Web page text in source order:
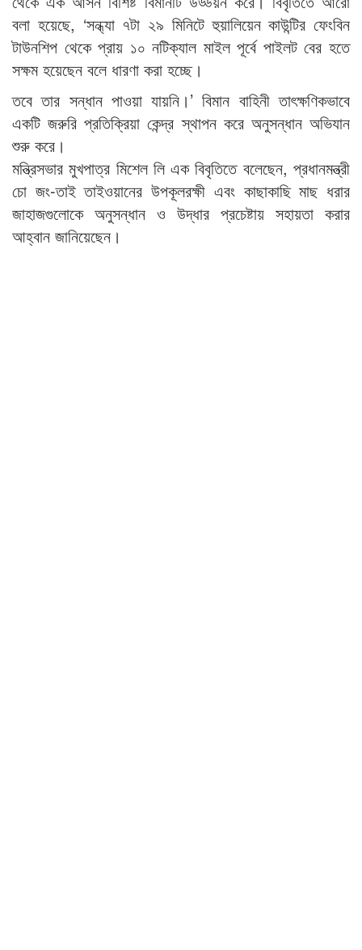
বলা হয়েছে, ‘সন্ধ্যা ৭টা ২৯ মিনিটে হুয়ালিয়েন কাউন্টির ফেংবিন
টাউনশিপ থেকে প্রায় ১০ নটিক্যাল মাইল পূর্বে পাইলট বের হতে
সক্ষম হয়েছেন বলে ধারণা করা হচ্ছে।
তবে তার সন্ধান পাওয়া যায়নি।’ বিমান বাহিনী তাৎক্ষণিকভাবে
একটি জরুরি প্রতিক্রিয়া কেন্দ্র স্থাপন করে অনুসন্ধান অভিযান
শুরু করে।
মন্ত্রিসভার মুখপাত্র মিশেল লি এক বিবৃতিতে বলেছেন, প্রধানমন্ত্রী
চো জং-তাই তাইওয়ানের উপকূলরক্ষী এবং কাছাকাছি মাছ ধরার
জাহাজগুলোকে অনুসন্ধান ও উদ্ধার প্রচেষ্টায় সহায়তা করার
আহ্বান জানিয়েছেন।